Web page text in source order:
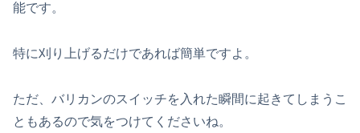
能です。
特に刈り上げるだけであれば簡単ですよ。
ただ、バリカンのスイッチを入れた瞬間に起きてしまうこ
ともあるので気をつけてくださいね。